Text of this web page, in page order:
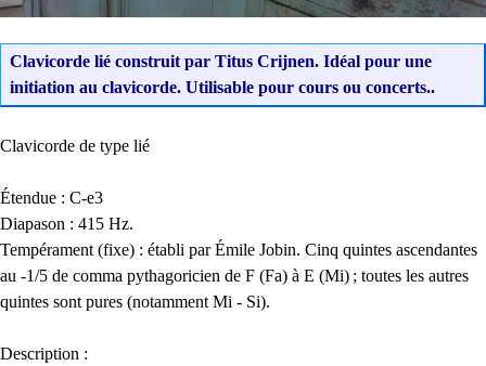
Clavicorde lié construit par Titus Crijnen. Idéal pour une
initiation au clavicorde. Utilisable pour cours ou concerts..
Clavicorde de type lié
Étendue : C-e3
Diapason : 415 Hz.
Tempérament (fixe) : établi par Émile Jobin. Cinq quintes ascendantes
au -1/5 de comma pythagoricien de F (Fa) à E (Mi) ; toutes les autres
quintes sont pures (notamment Mi - Si).
Description :